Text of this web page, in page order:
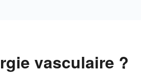
vasculaire ?